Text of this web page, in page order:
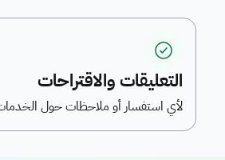
التعليقات والاقتراحات
لأي استفسار أو ملاحظات حول الخدمات